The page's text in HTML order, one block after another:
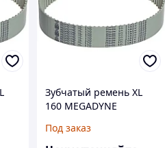
Зубчатый ремень XL
160 MEGADYNE
Под заказ